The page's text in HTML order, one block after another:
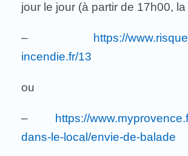
jour le jour (à partir de 17h00, la
–
https://
incendie.fr/13
ou
–
https://
dans-le-local/envie-de-balade